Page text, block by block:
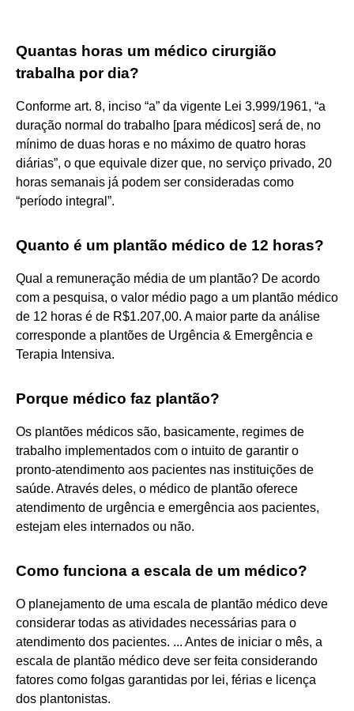
Quantas horas um médico cirurgião
trabalha por dia?
Conforme art. 8, inciso “a” da vigente Lei 3.999/1961, “a
duração normal do trabalho [para médicos] será de, no
mínimo de duas horas e no máximo de quatro horas
diárias”, o que equivale dizer que, no serviço privado, 20
horas semanais já podem ser consideradas como
“período integral”.
Quanto é um plantão médico de 12 horas?
Qual a remuneração média de um plantão? De acordo
com a pesquisa, o valor médio pago a um plantão médico
de 12 horas é de R$1.207,00. A maior parte da análise
corresponde a plantões de Urgência & Emergência e
Terapia Intensiva.
Porque médico faz plantão?
Os plantões médicos são, basicamente, regimes de
trabalho implementados com o intuito de garantir o
pronto-atendimento aos pacientes nas instituições de
saúde. Através deles, o médico de plantão oferece
atendimento de urgência e emergência aos pacientes,
estejam eles internados ou não.
Como funciona a escala de um médico?
O planejamento de uma escala de plantão médico deve
considerar todas as atividades necessárias para o
atendimento dos pacientes. ... Antes de iniciar o mês, a
escala de plantão médico deve ser feita considerando
fatores como folgas garantidas por lei, férias e licença
dos plantonistas.